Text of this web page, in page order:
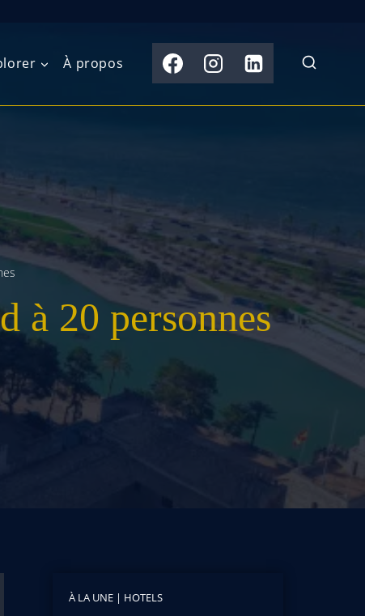
l’Ouest
l’Est
Sous-continent
indien
Asie du Sud-Est
Extrême-Orient
À propos
à 20 personnes
À LA UNE| HOTELS